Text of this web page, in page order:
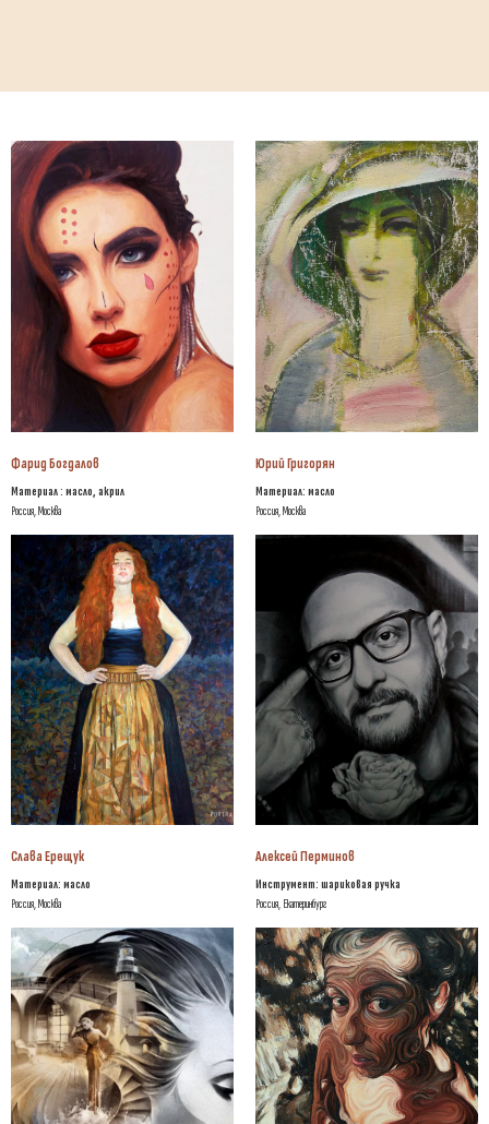
Фарид Богдалов
Материал : масло, акрил
Россия, Москва
Юрий Григорян
Материал: масло
Россия, Москва
Слава Ерещук
Материал: масло
Россия, Москва
Алексей Перминов
Инструмент: шариковая ручка
Россия, Екатеринбург